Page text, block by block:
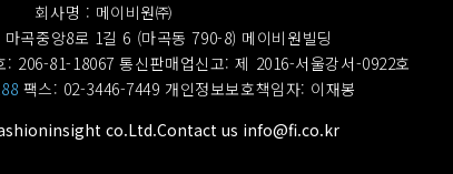
회사명 : 메이비원㈜
곡중앙8로 1길 6 (마곡동 790-8) 메이비원빌딩
: 206-81-18067통신판매업신고: 제 2016-서울강서-0922호
팩스: 02-3446-7449 개인정보보호책임자: 이재봉
co.Ltd.Contact us info@fi.co.kr